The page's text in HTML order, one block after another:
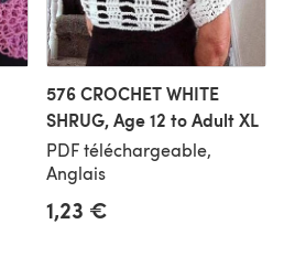
576 CROCHET WHITE
SHRUG, Age 12 to Adult XL
PDF téléchargeable,
Anglais
1,23 €